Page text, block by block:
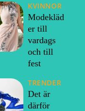
KVINNOR
Modekläd
er till
vardags
och till
fest
TRENDER
Det är
därför